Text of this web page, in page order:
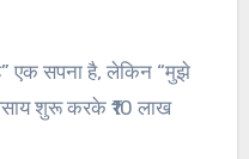
एक सपना है, लेकिन “मुझे
शुरू करके ₹10 लाख